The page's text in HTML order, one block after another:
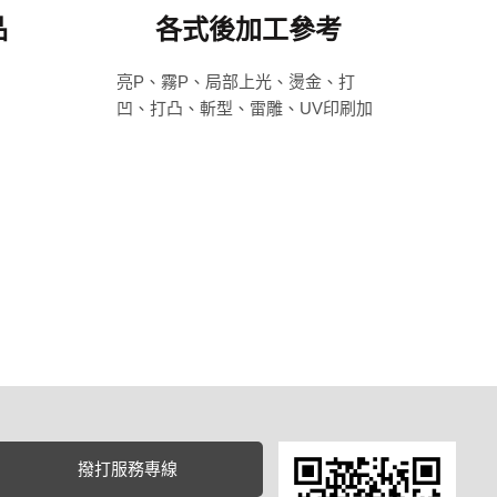
各式後加工參考
亮P、霧P、局部上光、燙金、打
凹、打凸、斬型、雷雕、UV印刷加
撥打服務專線